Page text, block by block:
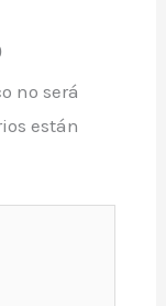
no será
están